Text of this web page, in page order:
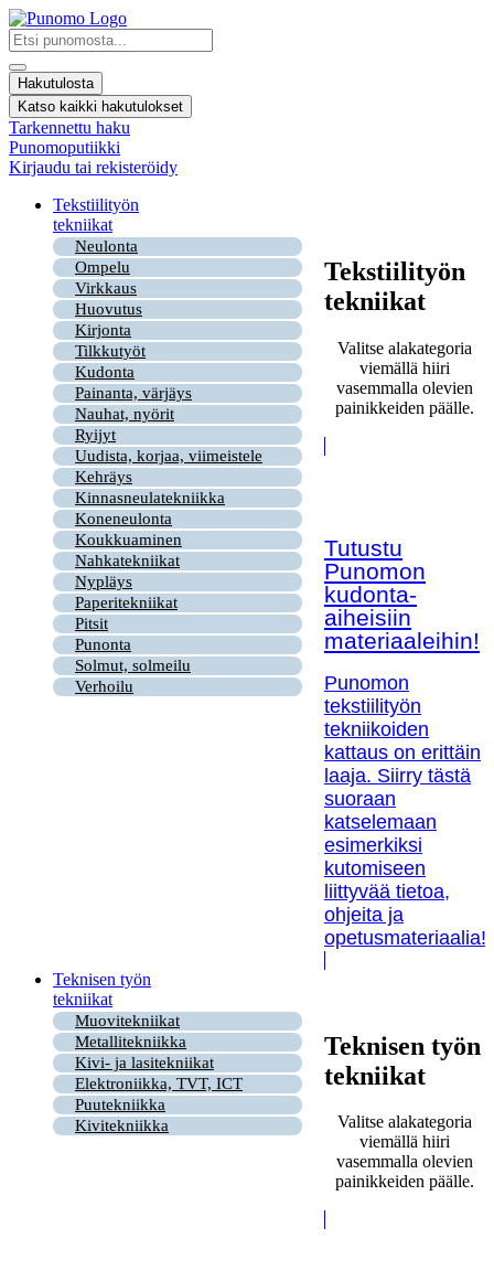
Mene
sisältöön
Search
...
Hakutulosta
Katso kaikki hakutulokset
Tarkennettu haku
Punomoputiikki
Kirjaudu tai rekisteröidy
Tekstiilityön
tekniikat
Neulonta
Ompelu
Virkkaus
Huovutus
Kirjonta
Tilkkutyöt
Kudonta
Painanta, värjäys
Nauhat, nyörit
Ryijyt
Uudista, korjaa, viimeistele
Kehräys
Kinnasneulatekniikka
Koneneulonta
Koukkuaminen
Nahkatekniikat
Nypläys
Paperitekniikat
Pitsit
Punonta
Solmut, solmeilu
Verhoilu
Tekstiilityön
tekniikat
Valitse alakategoria
viemällä hiiri
vasemmalla olevien
painikkeiden päälle.
Tutustu
Punomon
kudonta-
aiheisiin
materiaaleihin!
Punomon
tekstiilityön
tekniikoiden
kattaus on erittäin
laaja. Siirry tästä
suoraan
katselemaan
esimerkiksi
kutomiseen
liittyvää tietoa,
ohjeita ja
opetusmateriaalia!
Teknisen työn
tekniikat
Muovitekniikat
Metallitekniikka
Kivi- ja lasitekniikat
Elektroniikka, TVT, ICT
Puutekniikka
Kivitekniikka
Teknisen työn
tekniikat
Valitse alakategoria
viemällä hiiri
vasemmalla olevien
painikkeiden päälle.